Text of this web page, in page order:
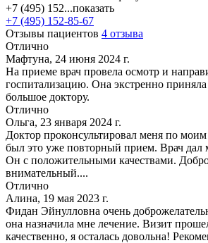
+7 (495) 152...показать
+7 (495) 152-85-67
Отзывы пациентов 4 отзыва
Отлично
Мафтуна, 24 июня 2024 г.
На приеме врач провела осмотр и
госпитализацию. Она экстренно
большое доктору.
Отлично
Ольга, 23 января 2024 г.
Доктор проконсультировал меня по
был это уже повторный прием. Врач дал
Он с положительными качествами.
внимательный....
Отлично
Алина, 19 мая 2023 г.
Фидан Эйнулловна очень
она назначила мне лечение. Визит
качественно, я осталась довольна!